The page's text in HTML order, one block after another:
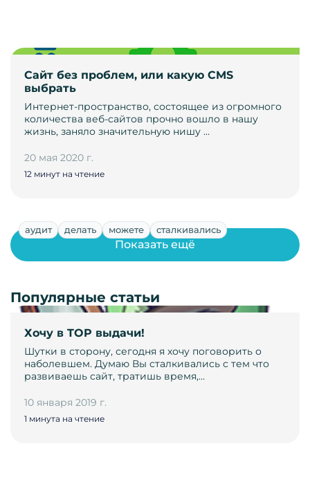
Сайт без проблем, или какую CMS
выбрать
Интернет-пространство, состоящее из огромного
количества веб-сайтов прочно вошло в нашу
жизнь, заняло значительную нишу …
20 мая 2020 г.
12 минут на чтение
аудит делать можете сталкивались
Хочу в TOP выдачи!
Шутки в сторону, сегодня я хочу поговорить о
наболевшем. Думаю Вы сталкивались с тем что
развиваешь сайт, тратишь время,…
10 января 2019 г.
1 минута на чтение
Показать ещё
Популярные статьи